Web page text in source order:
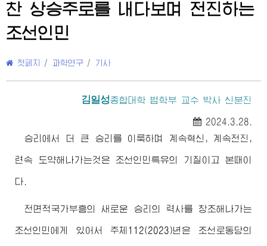
찬 상승주로를 내다보며 전진하는
조선인민
첫페지 / 과학연구 / 기사
김일성종합대학 법학부 교수 박사 신분진
2024.3.28.
승리에서 더 큰 승리를 이룩하며 계속혁신, 계속전진,
련속 도약해나가는것은 조선인민특유의 기질이고 본때이
다.
전면적국가부흥의 새로운 승리의 력사를 창조해나가는
조선인민에게 있어서 주체112(2023)년은 조선로동당의